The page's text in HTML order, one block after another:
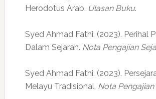
Herodotus Arab. Ulasan Buku.
Syed Ahmad Fathi. (2023). Perihal
Dalam Sejarah. Nota Pengajian
Syed Ahmad Fathi. (2023).
Melayu Tradisional. Nota Pengajian